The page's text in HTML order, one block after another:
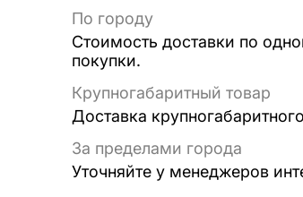
По городу
Стоимость доставки по
покупки.
Крупногабаритный товар
Доставка
За пределами города
Уточняйте у менеджеров